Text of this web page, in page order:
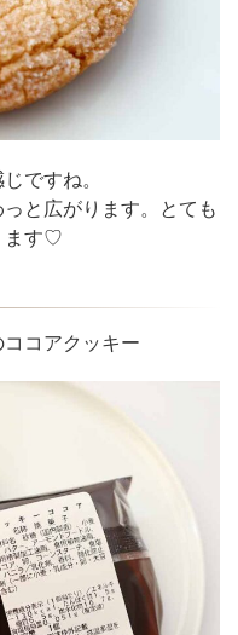
ですね。
と広がります。とても
ます♡
コアクッキー